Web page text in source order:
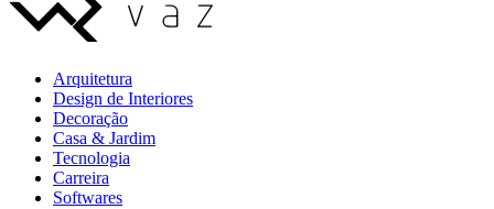
Arquitetura
Design de Interiores
Decoração
Casa & Jardim
Tecnologia
Carreira
Softwares